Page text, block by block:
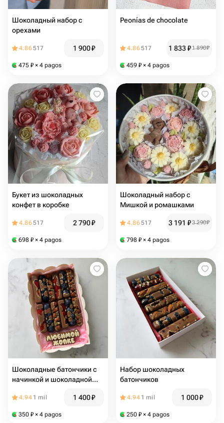
Шоколадный набор с
орехами
4.86517 1 900₽
475 ₽ × 4 pagos
Peonías de chocolate
4.86517 1 833₽1 890₽
459 ₽ × 4 pagos
Букет из шоколадных
конфет в коробке
4.86517 2 790₽
698 ₽ × 4 pagos
Шоколадный набор с
Мишкой и ромашками
4.86517 3 191 ₽3 290₽
798 ₽ × 4 pagos
Шоколадные батончики с
начинкой и шоколадной
4.94 1 mil 1 400₽
350 ₽ × 4 pagos
Набор шоколадных
батончиков
4.94 1 mil 1 000₽
250 ₽ × 4 pagos